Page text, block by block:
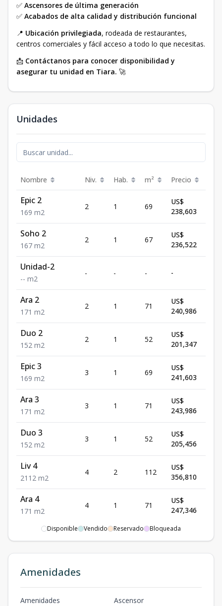
✅ Ascensores de última generación
✅ Acabados de alta calidad y distribución funcional
📍 Ubicación privilegiada, rodeada de restaurantes,
centros comerciales y fácil acceso a todo lo que necesitas.
📩 Contáctanos para conocer disponibilidad y
asegurar tu unidad en Tiara. 🚀
Unidades
Nombre Niv. Hab. m² Precio
Epic 2
1 69 m2
2 1 69
US$
238,603
Soho 2
1 67 m2
2 1 67
US$
236,522
Unidad-2
-- m2
- - - -
Ara 2
1 71 m2
2 1 71
US$
240,986
Duo 2
1 52 m2
2 1 52
US$
201,347
Epic 3
1 69 m2
3 1 69
US$
241,603
Ara 3
1 71 m2
3 1 71
US$
243,986
Duo 3
1 52 m2
3 1 52
US$
205,456
Liv 4
2112 m2
4 2 112
US$
356,810
Ara 4
1 71 m2
4 1 71
US$
247,346
Ades 5
5 3 141
US$
420,864
3 123m2
Ara 8
Disponible Vendido Reservado Bloqueada
Amenidades
Amenidades Ascensor